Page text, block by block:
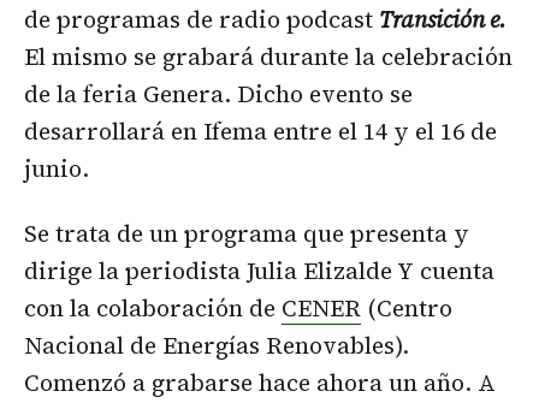
de programas de radio podcast Transición e.
El mismo se grabará durante la celebración
de la feria Genera. Dicho evento se
desarrollará en Ifema entre el 14 y el 16 de
junio.
Se trata de un programa que presenta y
dirige la periodista Julia Elizalde Y cuenta
con la colaboración de CENER (Centro
Nacional de Energías Renovables).
Comenzó a grabarse hace ahora un año. A